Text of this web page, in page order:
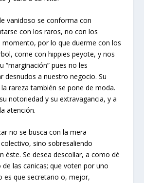
vanidoso se conforma con
con los raros, no con los
momento, por lo que duerme con los
come con hippies peyote, y nos
“marginación” pues no les
desnudos a nuestro negocio. Su
rareza también se pone de moda.
notoriedad y su extravagancia, y a
atención.
no se busca con la mera
sino sobresaliendo
éste. Se desea descollar, a como dé
las canicas; que voten por uno
es que secretario o, mejor,